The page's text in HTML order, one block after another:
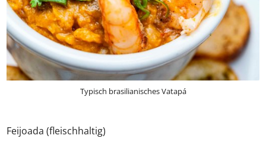
Typisch brasilianisches Vatapá
Feijoada (fleischhaltig)